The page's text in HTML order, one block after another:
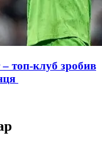
топ-клуб зробив